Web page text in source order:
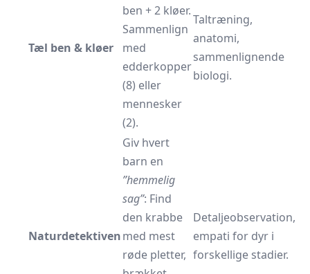
Tæl ben & kløer
ben + 2 kløer.
Sammenlign
med
edderkopper
(8) eller
mennesker
(2).
Taltræning,
anatomi,
sammenlignende
biologi.
Naturdetektiven
Giv hvert
barn en
”hemmelig
sag”: Find
den krabbe
med mest
røde pletter,
Detaljeobservation,
empati for dyr i
forskellige stadier.